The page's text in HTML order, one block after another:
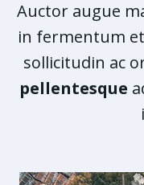
Auctor augue
in fermentum
sollicitudin ac
pellentesque